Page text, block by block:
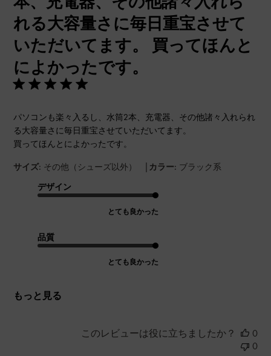
れる大容量さに毎日重宝させて
いただいてます。 買ってほんと
によかったです。
パソコンも楽々入るし、水筒2本、充電器、その他諸々入れられ
る大容量さに毎日重宝させていただいてます。
買ってほんとによかったです。
サイズ: その他（シューズ以外） | カラー: ブラック系
デザイン
とても良かった
品質
とても良かった
もっと見る
このレビューは役に立ちましたか？
0
0